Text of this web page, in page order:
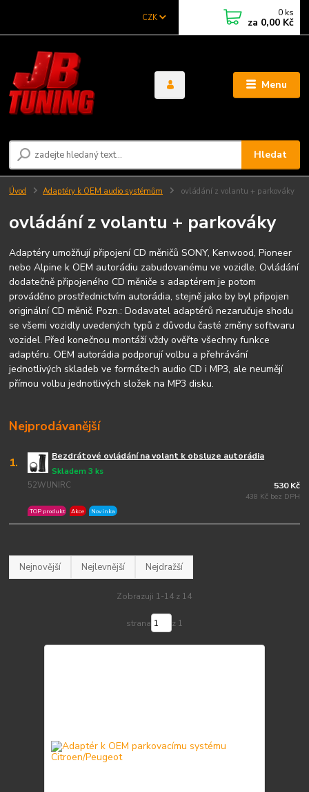
Menu
CZK
Hledat
0 ks
za 0,00 Kč
Úvod Adaptéry k OEM audio systémům ovládání z volantu + parkováky
ovládání z volantu + parkováky
Adaptéry umožňují připojení CD měničů SONY, Kenwood, Pioneer
nebo Alpine k OEM autorádiu zabudovanému ve vozidle. Ovládání
dodatečně připojeného CD měniče s adaptérem je potom
prováděno prostřednictvím autorádia, stejně jako by byl připojen
originální CD měnič. Pozn.: Dodavatel adaptérů nezaručuje shodu
se všemi vozidly uvedených typů z důvodu časté změny softwaru
vozidel. Před konečnou montáží vždy ověřte všechny funkce
adaptéru. OEM autorádia podporují volbu a přehrávání
jednotlivých skladeb ve formátech audio CD i MP3, ale neumějí
přímou volbu jednotlivých složek na MP3 disku.
Nejprodávanější
1. Bezdrátové ovládání na volant k obsluze autorádia
52WUNIRC
Skladem 3 ks
TOP produkt Akce Novinka
530 Kč
438 Kč bez DPH
Nejnovější Nejlevnější Nejdražší
Zobrazuji 1-14 z 14
strana z 1